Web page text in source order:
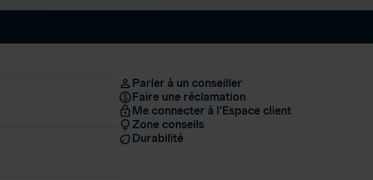
Parler à un conseiller
Faire une réclamation
Me connecter à l’Espace client
Zone conseils
Durabilité